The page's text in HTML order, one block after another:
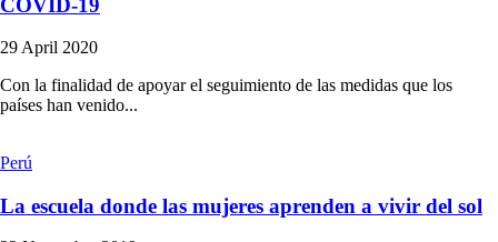
COVID-19
29 April 2020
Con la finalidad de apoyar el seguimiento de las medidas que los
países han venido...
Perú
La escuela donde las mujeres aprenden a vivir del sol